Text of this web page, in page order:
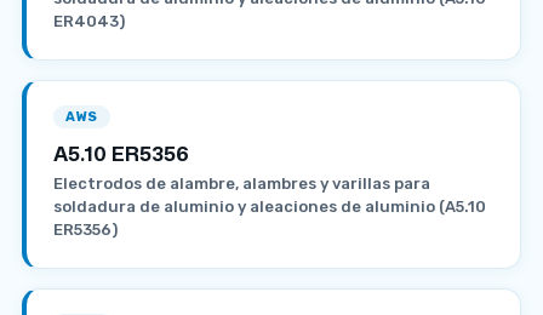
ER4043)
AWS
A5.10 ER5356
Electrodos de alambre, alambres y varillas para
soldadura de aluminio y aleaciones de aluminio (A5.10
ER5356)